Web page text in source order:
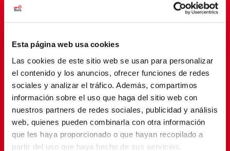
Esta página web usa cookies
Las cookies de este sitio web se usan para personalizar
el contenido y los anuncios, ofrecer funciones de redes
sociales y analizar el tráfico. Además, compartimos
información sobre el uso que haga del sitio web con
nuestros partners de redes sociales, publicidad y análisis
web, quienes pueden combinarla con otra información
que les haya proporcionado o que hayan recopilado a
partir del uso que haya hecho de sus servicios.
SUSCRIBETE